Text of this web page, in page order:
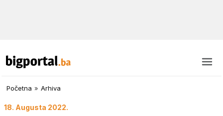
Početna » Arhiva
18. Augusta 2022.